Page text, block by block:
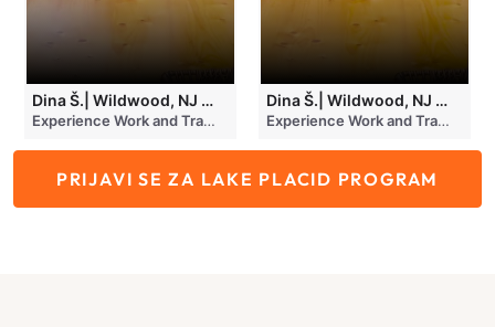
• more than year ago
Dina Š.| Wildwood, NJ Work and Travel Priča part 2
Experience Work and Travel USA • more than year ago
Dina Š.| Wildwood, NJ Work and Travel Priča
Experience Work and Travel USA
PRIJAVI SE ZA LAKE PLACID PROGRAM